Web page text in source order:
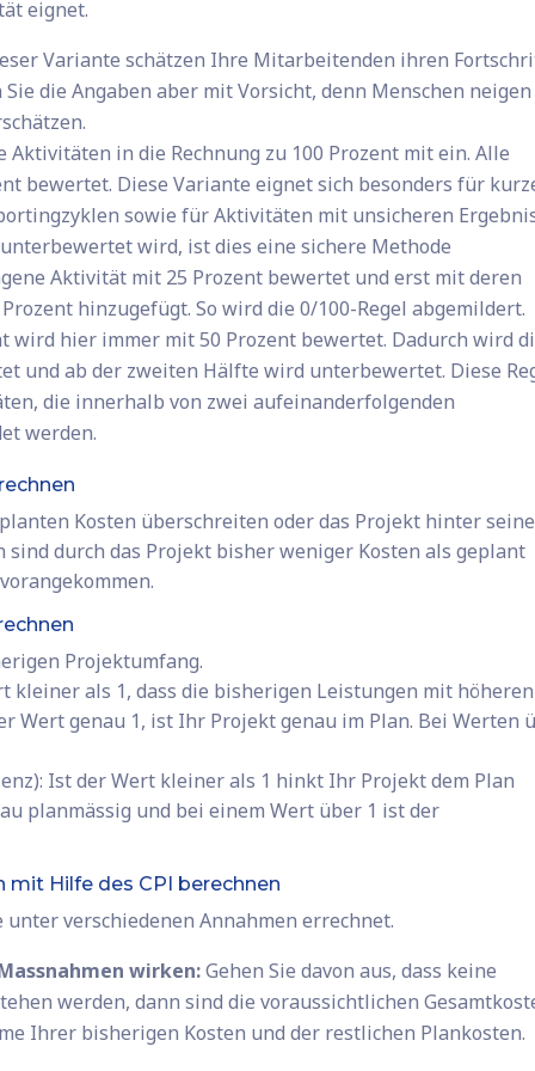
eignet.
Variante schätzen Ihre Mitarbeitenden ihren
die Angaben aber mit Vorsicht, denn Menschen neigen
in die Rechnung zu 100 Prozent mit ein. Alle
bewertet. Diese Variante eignet sich besonders für
sowie für Aktivitäten mit unsicheren
wird, ist dies eine sichere Methode
Aktivität mit 25 Prozent bewertet und erst mit deren
hinzugefügt. So wird die 0/100-Regel abgemildert.
wird hier immer mit 50 Prozent bewertet. Dadurch wird
und ab der zweiten Hälfte wird unterbewertet. Diese
die innerhalb von zwei aufeinanderfolgenden
werden.
Kosten überschreiten oder das Projekt hinter
durch das Projekt bisher weniger Kosten als geplant
Projektumfang.
kleiner als 1, dass die bisherigen Leistungen mit höheren
Wert genau 1, ist Ihr Projekt genau im Plan. Bei Werten
Ist der Wert kleiner als 1 hinkt Ihr Projekt dem Plan
planmässig und bei einem Wert über 1 ist der
Hilfe des CPI berechnen
verschiedenen Annahmen errechnet.
wirken:Gehen Sie davon aus, dass keine
werden, dann sind die voraussichtlichen
Ihrer bisherigen Kosten und der restlichen Plankosten.